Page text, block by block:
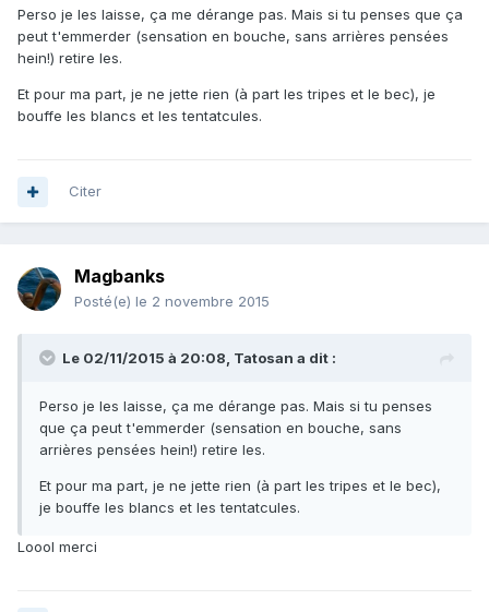
Perso je les laisse, ça me dérange pas. Mais si tu penses que ça
peut t'emmerder (sensation en bouche, sans arrières pensées
hein!) retire les.
Et pour ma part, je ne jette rien (à part les tripes et le bec), je
bouffe les blancs et les tentatcules.
Citer
Magbanks
Posté(e) le 2 novembre 2015
Le 02/11/2015 à 20:08, Tatosan a dit :
Perso je les laisse, ça me dérange pas. Mais si tu penses
que ça peut t'emmerder (sensation en bouche, sans
arrières pensées hein!) retire les.
Et pour ma part, je ne jette rien (à part les tripes et le bec),
je bouffe les blancs et les tentatcules.
Loool merci